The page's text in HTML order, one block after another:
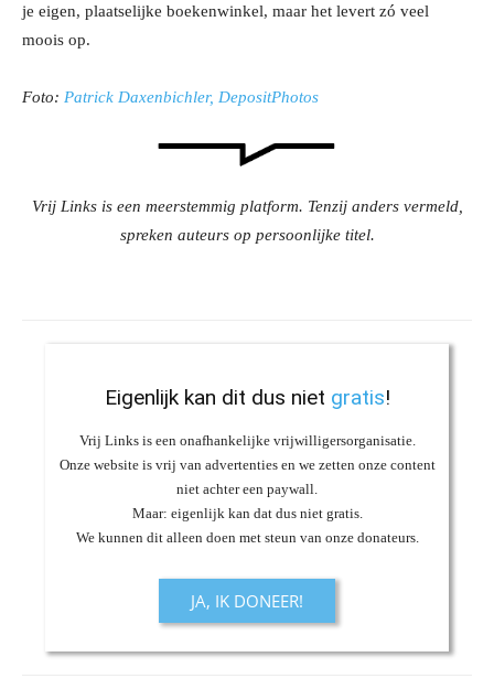
je eigen, plaatselijke boekenwinkel, maar het levert zó veel
moois op.
Foto: Patrick Daxenbichler, DepositPhotos
Vrij Links is een meerstemmig platform. Tenzij anders vermeld,
spreken auteurs op persoonlijke titel.
Eigenlijk kan dit dus niet gratis!
Vrij Links is een onafhankelijke vrijwilligersorganisatie.
Onze website is vrij van advertenties en we zetten onze content
niet achter een paywall.
Maar: eigenlijk kan dat dus niet gratis.
We kunnen dit alleen doen met steun van onze donateurs.
JA, IK DONEER!